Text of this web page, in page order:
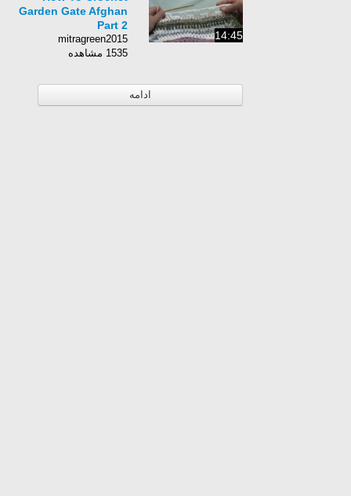
14:45
Garden Gate Afghan
Part 2
mitragreen2015
1535 مشاهده
ادامه